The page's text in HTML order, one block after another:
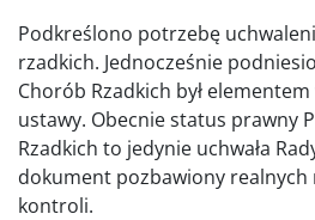
Podkreślono potrzebę
rzadkich. Jednocześnie
Chorób Rzadkich był
ustawy. Obecnie status prawny
Rzadkich to jedynie uchwała
dokument pozbawiony realnych
kontroli.